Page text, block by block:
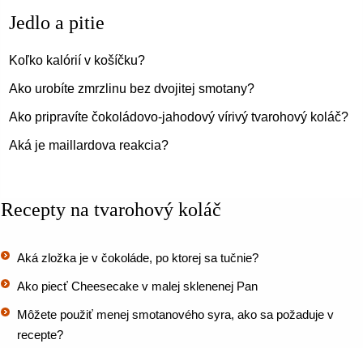
Jedlo a pitie
Koľko kalórií v košíčku?
Ako urobíte zmrzlinu bez dvojitej smotany?
Ako pripravíte čokoládovo-jahodový vírivý tvarohový koláč?
Aká je maillardova reakcia?
Recepty na tvarohový koláč
Aká zložka je v čokoláde, po ktorej sa tučnie?
Ako piecť Cheesecake v malej sklenenej Pan
Môžete použiť menej smotanového syra, ako sa požaduje v
recepte?